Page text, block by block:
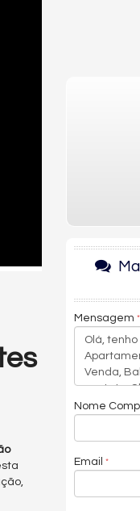
Mensagem
Nome
Email